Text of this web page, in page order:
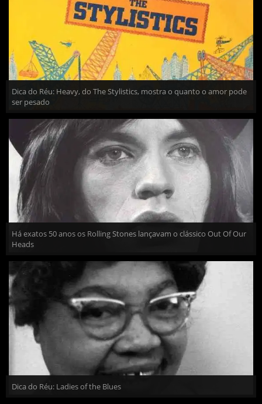
Dica do Réu: Heavy, do The Stylistics, mostra o quanto o amor pode
ser pesado
Há exatos 50 anos os Rolling Stones lançavam o clássico Out Of Our
Heads
Dica do Réu: Ladies of the Blues